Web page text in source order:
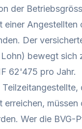
der
einer Angestellten
Der
bewegt sich
62'475 pro Jahr.
erreichen, müssen
Wer die BVG-